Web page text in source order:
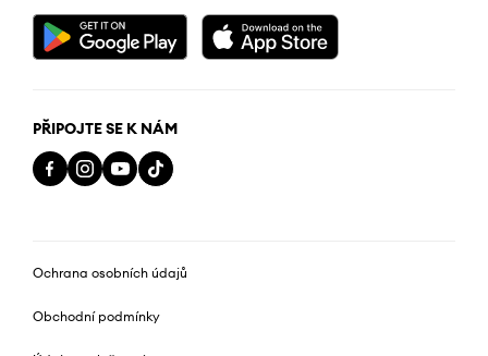
PŘIPOJTE SE K NÁM
Ochrana osobních údajů
Obchodní podmínky